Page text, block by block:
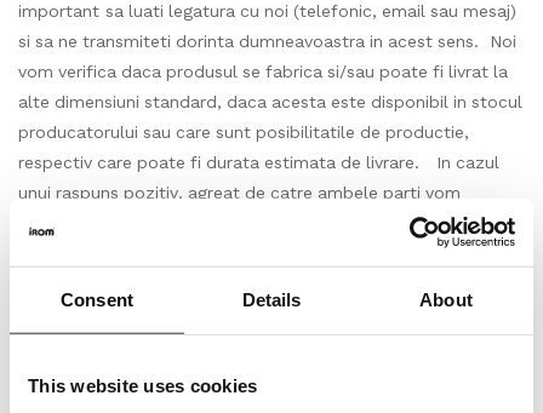
Consent Details About
This website uses cookies
important sa luati legatura cu noi (telefonic, email sau mesaj)
si sa ne transmiteti dorinta dumneavoastra in acest sens. Noi
vom verifica daca produsul se fabrica si/sau poate fi livrat la
alte dimensiuni standard, daca acesta este disponibil in stocul
producatorului sau care sunt posibilitatile de productie,
respectiv care poate fi durata estimata de livrare. In cazul
unui raspuns pozitiv, agreat de catre ambele parti vom
continua dialogul direct pentru finalizarea achizitiei. Vinilul,
in cutii , fiecare cutie avand o cantitate clar specificata in